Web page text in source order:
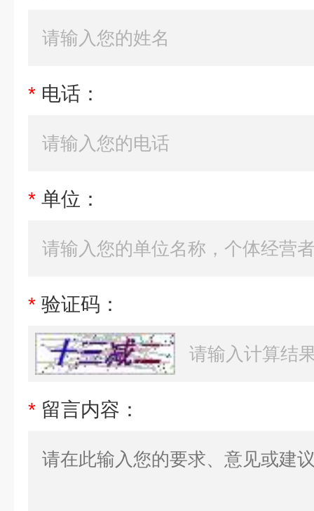
* 电话：
* 单位：
* 验证码：
* 留言内容：